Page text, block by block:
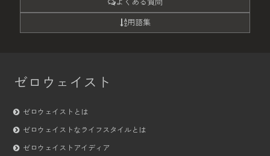
用語集
ゼロウェイスト
ゼロウェイストとは
ゼロウェイストなライフスタイルとは
ゼロウェイストアイディア